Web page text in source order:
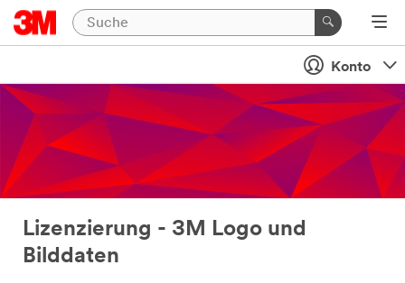
Konto
Lizenzierung - 3M Logo und
Bilddaten